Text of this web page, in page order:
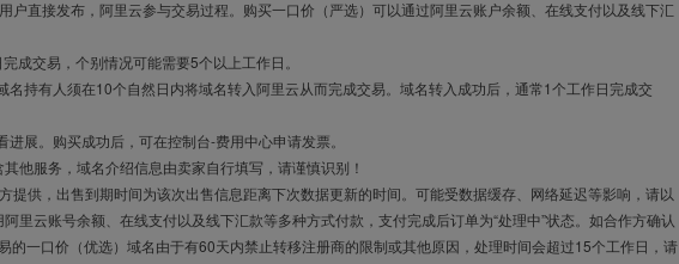
户直接发布，阿里云参与交易过程。购买一口价（严选）可以通过阿里云账户余额、在线支付以及线下汇
成交易，个别情况可能需要5个以上工作日。
持有人须在10个自然日内将域名转入阿里云从而完成交易。域名转入成功后，通常1个工作日完成交
展。购买成功后，可在控制台-费用中心申请发票。
他服务，域名介绍信息由卖家自行填写，请谨慎识别！
提供，出售到期时间为该次出售信息距离下次数据更新的时间。可能受数据缓存、网络延迟等影响，请以
里云账号余额、在线支付以及线下汇款等多种方式付款，支付完成后订单为“处理中”状态。如合作方确认
一口价（优选）域名由于有60天内禁止转移注册商的限制或其他原因，处理时间会超过15个工作日，请